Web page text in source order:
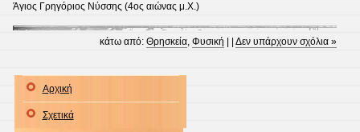
Άγιος Γρηγόριος Νύσσης (4ος αιώνας μ.Χ.)
κάτω από:Θρησκεία,Φυσική | |Δεν υπάρχουν σχόλια »
Αρχική
Σχετικά